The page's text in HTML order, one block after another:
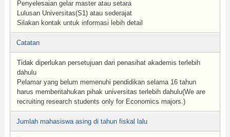
Penyelesaian gelar master atau setara
Lulusan Universitas(S1) atau sederajat
Silakan kontak untuk informasi lebih detail
Catatan
Tidak diperlukan persetujuan dari penasihat akademis terlebih
dahulu
Pelamar yang belum memenuhi pendidikan selama 16 tahun
harus memberitahukan pihak universitas terlebih dahulu(We are
recruiting research students only for Economics majors.)
Jumlah mahasiswa asing di tahun fiskal lalu